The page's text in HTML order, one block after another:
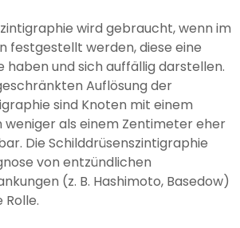
wird gebraucht, wenn im
festgestellt werden, diese eine
und sich auffällig darstellen.
Auflösung der
sind Knoten mit einem
weniger als einem Zentimeter eher
Die Schilddrüsenszintigraphie
von entzündlichen
(z. B. Hashimoto, Basedow)